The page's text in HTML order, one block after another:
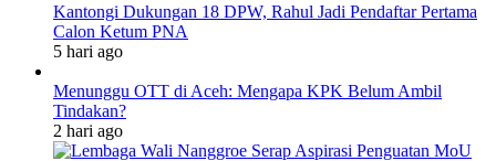
Kantongi Dukungan 18 DPW, Rahul Jadi Pendaftar Pertama
Calon Ketum PNA
5 hari ago
Menunggu OTT di Aceh: Mengapa KPK Belum Ambil
Tindakan?
2 hari ago